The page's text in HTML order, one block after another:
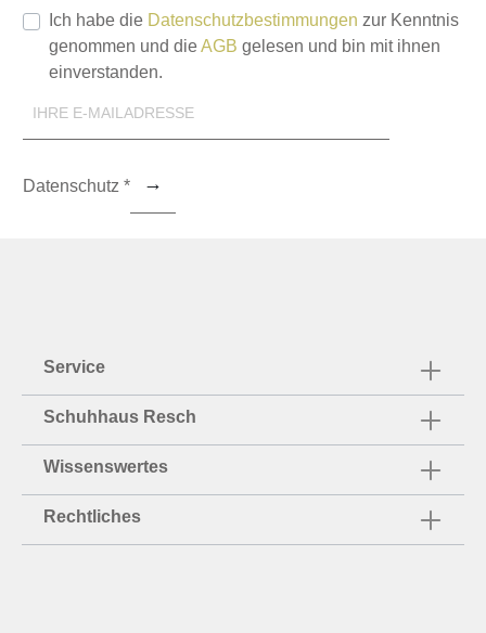
Datenschutz *
Ich habe die Datenschutzbestimmungen zur Kenntnis
genommen und dieAGB gelesen und bin mit ihnen
einverstanden.
Service
Schuhhaus Resch
Wissenswertes
Rechtliches